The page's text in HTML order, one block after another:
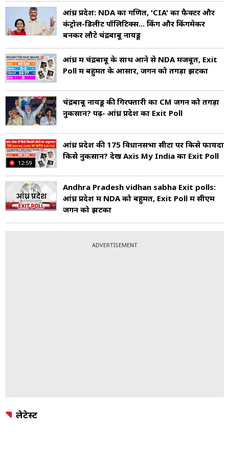
आंध्र प्रदेश: NDA का गणित, 'CIA' का फैक्टर और
कंट्रोल-डिलीट पॉलिटिक्स... किंग और किंगमेकर
बनकर लौटे चंद्रबाबू नायडू
आंध्र में चंद्रबाबू के साथ आने से NDA मजबूत, Exit
Poll में बहुमत के आसार, जगन को तगड़ा झटका
चंद्रबाबू नायडू की गिरफ्तारी का CM जगन को तगड़ा
नुकसान? पढ़ें- आंध्र प्रदेश का Exit Poll
12:59
आंध्र प्रदेश की 175 विधानसभा सीटों पर क‍िसे फायदा
क‍िसे नुकसान? देखें Axis My India का Exit Poll
Andhra Pradesh vidhan sabha Exit polls:
आंध्र प्रदेश में NDA को बहुमत, Exit Poll में सीएम
जगन को झटका
ADVERTISEMENT
लेटेस्ट